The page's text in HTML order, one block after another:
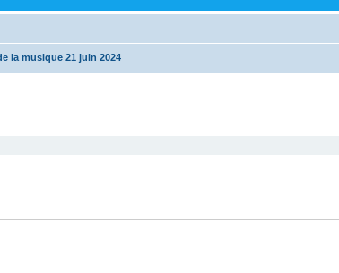
la musique 21 juin 2024